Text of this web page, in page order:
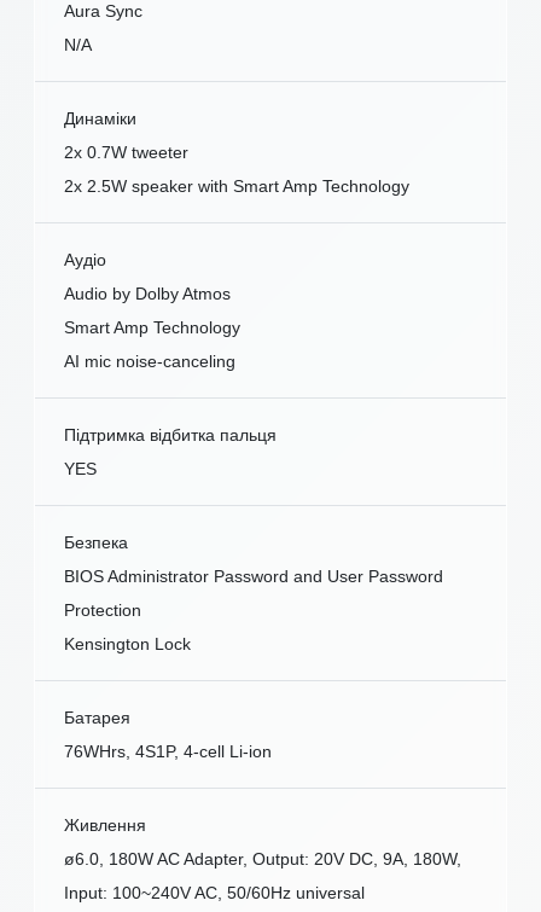
Aura Sync
N/A
Динаміки
2x 0.7W tweeter
2x 2.5W speaker with Smart Amp Technology
Аудіо
Audio by Dolby Atmos
Smart Amp Technology
AI mic noise-canceling
Підтримка відбитка пальця
YES
Безпека
BIOS Administrator Password and User Password
Protection
Kensington Lock
Батарея
76WHrs, 4S1P, 4-cell Li-ion
Живлення
ø6.0, 180W AC Adapter, Output: 20V DC, 9A, 180W,
Input: 100~240V AC, 50/60Hz universal